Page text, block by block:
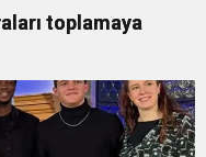
toplamaya